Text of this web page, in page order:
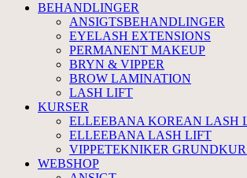
BEHANDLINGER
ANSIGTSBEHANDLINGER
EYELASH EXTENSIONS
PERMANENT MAKEUP
BRYN & VIPPER
BROW LAMINATION
LASH LIFT
KURSER
ELLEEBANA KOREAN LASH
ELLEEBANA LASH LIFT
VIPPETEKNIKER
WEBSHOP